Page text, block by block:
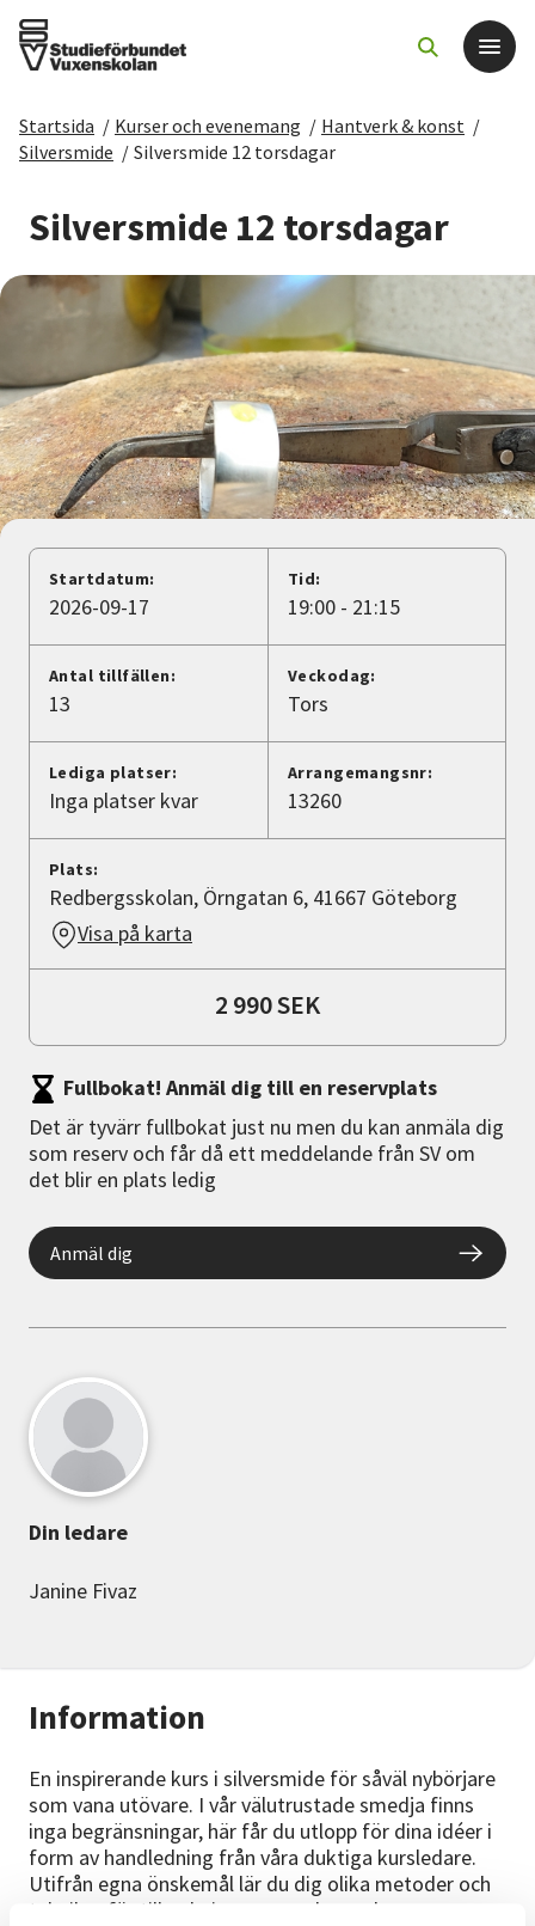
Det här gör vi
För dig som
Sök kurser och evenemang
Starta studiecirkel
Cirkelledare
Nyheter
Avdelningar
Lyssna
Startsida / Kurser och evenemang / Hantverk & konst /
Silversmide / Silversmide 12 torsdagar
Silversmide 12 torsdagar
Information
En inspirerande kurs i silversmide för såväl nybörjare
som vana utövare. I vår välutrustade smedja finns
inga begränsningar, här får du utlopp för dina idéer i
form av handledning från våra duktiga kursledare.
Utifrån egna önskemål lär du dig olika metoder och
tekniker för tillverkning av smycken och corpus.
Startdatum:
2026-09-17
Tid:
19:00 - 21:15
Antal tillfällen:
13
Veckodag:
Tors
Lediga platser:
Inga platser kvar
Arrangemangsnr:
13260
Plats:
Redbergsskolan, Örngatan 6, 41667 Göteborg
Visa på karta
2 990 SEK
Fullbokat! Anmäl dig till en reservplats
Det är tyvärr fullbokat just nu men du kan anmäla dig
som reserv och får då ett meddelande från SV om
det blir en plats ledig
Anmäl dig
Din ledare
Janine Fivaz